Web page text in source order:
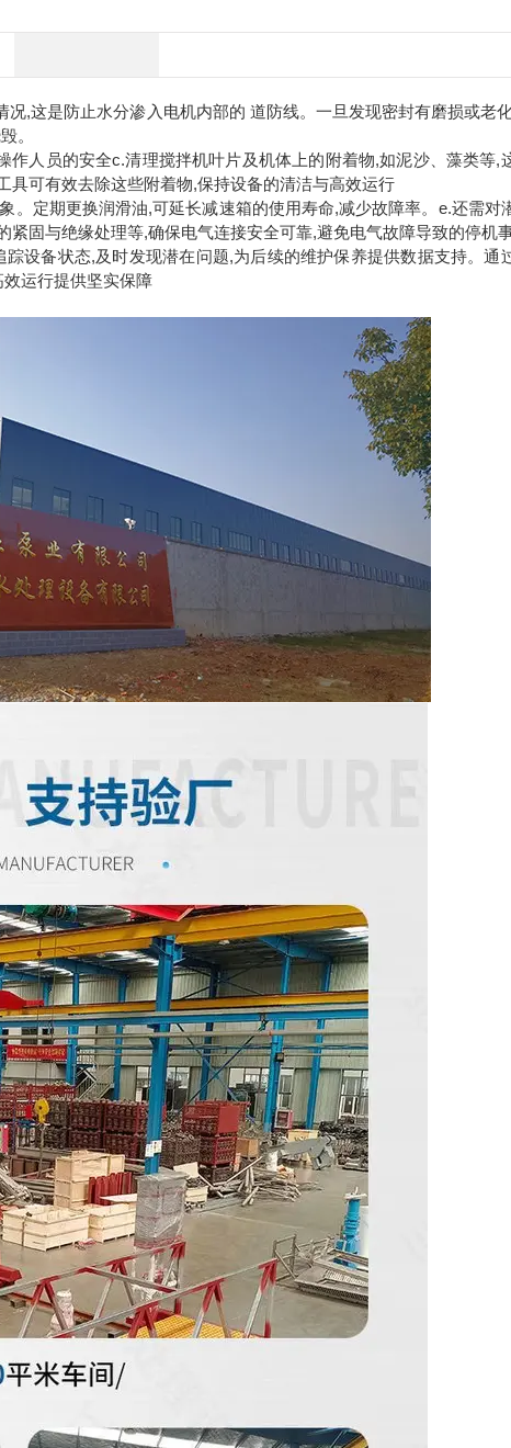
况,这是防止水分渗入电机内部的 道防线。一旦发现密封有磨损或老
。
人员的安全c.清理搅拌机叶片及机体上的附着物,如泥沙、藻类等,
具可有效去除这些附着物,保持设备的清洁与高效运行
定期更换润滑油,可延长减速箱的使用寿命,减少故障率。e.还需对
固与绝缘处理等,确保电气连接安全可靠,避免电气故障导致的停机
设备状态,及时发现潜在问题,为后续的维护保养提供数据支持。通
运行提供坚实保障